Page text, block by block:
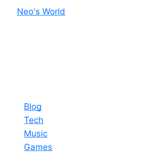
Neo's World
Blog
Tech
Music
Games